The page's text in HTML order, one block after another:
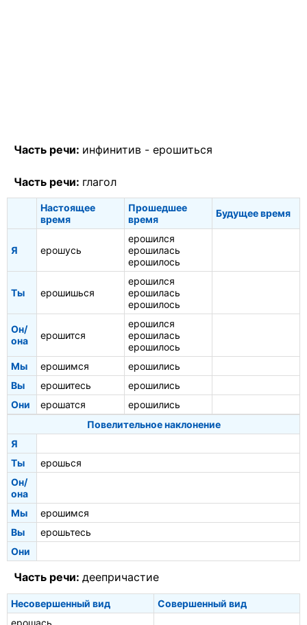
Часть речи: инфинитив - ерошиться
Часть речи: глагол
Настоящее
время
Прошедшее
время
Будущее время
Я ерошусь
ерошился
ерошилась
ерошилось
Ты ерошишься
ерошился
ерошилась
ерошилось
Он/
она
ерошится
ерошился
ерошилась
ерошилось
Мы
ерошимся
ерошились
Вы
ерошитесь
ерошились
Они
ерошатся
ерошились
Повелительное наклонение
Я
Ты
ерошься
Он/
она
Мы
ерошимся
Вы
ерошьтесь
Они
Часть речи: деепричастие
Несовершенный вид
Совершенный вид
ерошась